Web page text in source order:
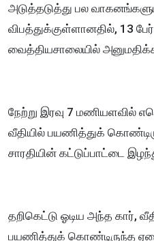
அடுத்தடுத்து பல
விபத்துக்குள்ளானதில், 13
வைத்தியசாலையில்
நேற்று இரவு 7 மணியளவில்
வீதியில் பயணித்துக்
சாரதியின் கட்டுப்பாட்டை
தறிகெட்டு ஓடிய அந்த கார்,
பயணித்துக் கொண்டிருந்த